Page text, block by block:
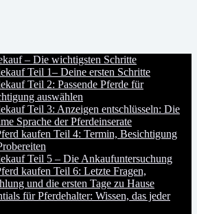
– Die wichtigsten Schritte
Teil 1– Deine ersten Schritte
Teil 2: Passende Pferde für
auswählen
Teil 3: Anzeigen entschlüsseln: Die
Sprache der Pferdeinserate
kaufen Teil 4: Termin, Besichtigung
Teil 5 – Die Ankaufuntersuchung
kaufen Teil 6: Letzte Fragen,
und die ersten Tage zu Hause
für Pferdehalter: Wissen, das jeder